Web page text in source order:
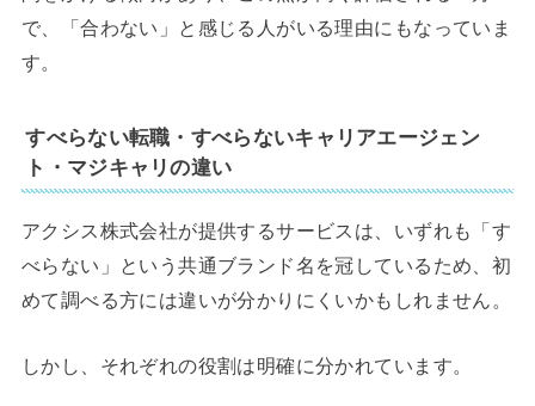
で、「合わない」と感じる人がいる理由にもなっていま
す。
すべらない転職・すべらないキャリアエージェン
ト・マジキャリの違い
アクシス株式会社が提供するサービスは、いずれも「す
べらない」という共通ブランド名を冠しているため、初
めて調べる方には違いが分かりにくいかもしれません。
しかし、それぞれの役割は明確に分かれています。